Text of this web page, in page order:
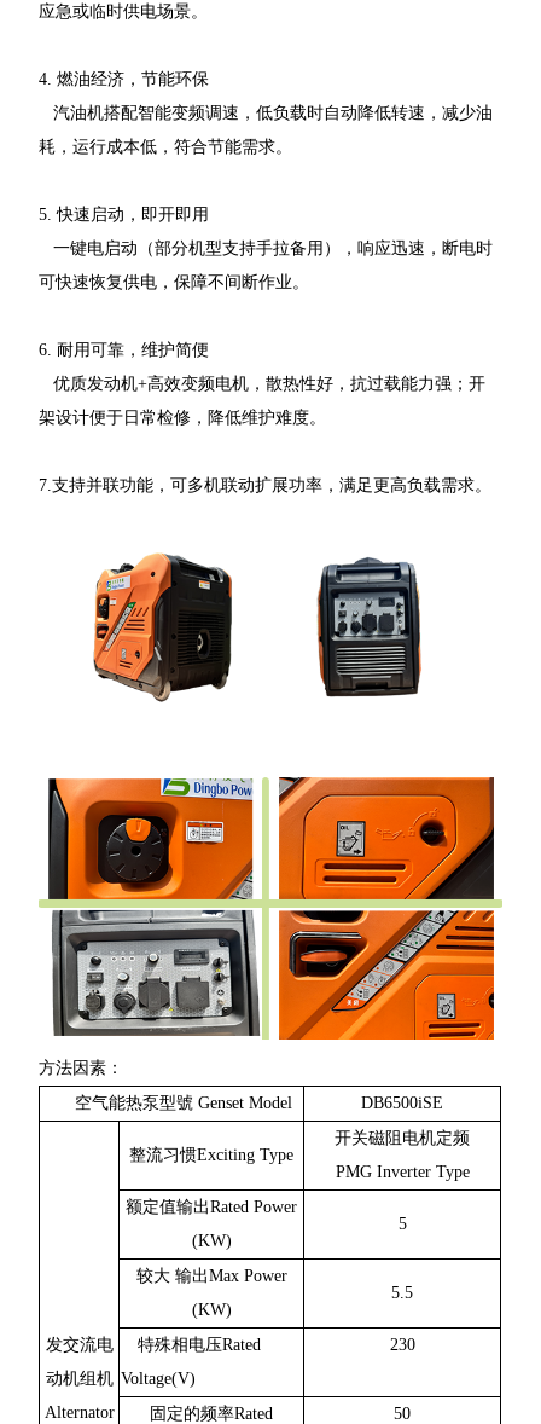
应急或临时供电场景。
4. 燃油经济，节能环保
汽油机搭配智能变频调速，低负载时自动降低转速，减少油
耗，运行成本低，符合节能需求。
5. 快速启动，即开即用
一键电启动（部分机型支持手拉备用），响应迅速，断电时
可快速恢复供电，保障不间断作业。
6. 耐用可靠，维护简便
优质发动机+高效变频电机，散热性好，抗过载能力强；开
架设计便于日常检修，降低维护难度。
7.支持并联功能，可多机联动扩展功率，满足更高负载需求。
方法因素：
空气能热泵型號 Genset Model
DB6500iSE
发交流电
动机组机
Alternator
整流习惯Exciting Type
开关磁阻电机定频
PMG Inverter Type
额定值输出Rated Power
(KW)
5
较大 输出Max Power
(KW)
5.5
特殊相电压Rated
Voltage(V)
230
固定的频率Rated
50